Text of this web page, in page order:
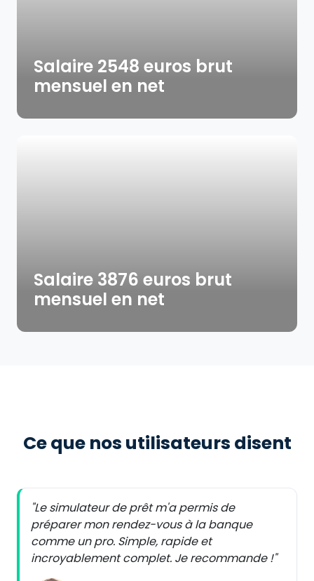
Salaire 2548 euros brut
mensuel en net
Salaire 3876 euros brut
mensuel en net
Ce que nos utilisateurs disent
"Le simulateur de prêt m'a permis de
préparer mon rendez-vous à la banque
comme un pro. Simple, rapide et
incroyablement complet. Je recommande !"